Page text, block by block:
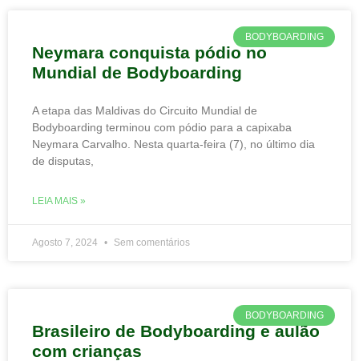
BODYBOARDING
Neymara conquista pódio no
Mundial de Bodyboarding
A etapa das Maldivas do Circuito Mundial de
Bodyboarding terminou com pódio para a capixaba
Neymara Carvalho. Nesta quarta-feira (7), no último dia
de disputas,
LEIA MAIS »
Agosto 7, 2024 Sem comentários
BODYBOARDING
Brasileiro de Bodyboarding e aulão
com crianças